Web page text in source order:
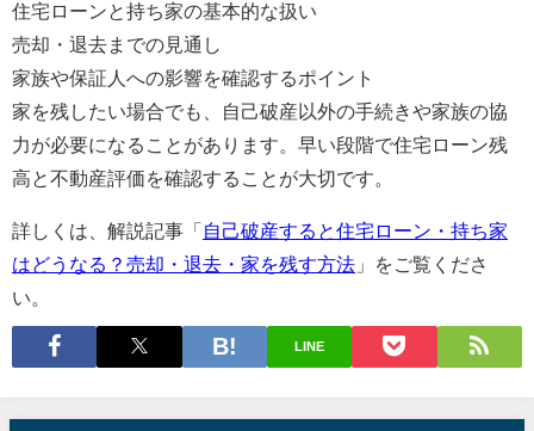
住宅ローンと持ち家の基本的な扱い
売却・退去までの見通し
家族や保証人への影響を確認するポイント
家を残したい場合でも、自己破産以外の手続きや家族の協
力が必要になることがあります。早い段階で住宅ローン残
高と不動産評価を確認することが大切です。
詳しくは、解説記事「 自己破産すると住宅ローン・持ち家
はどうなる？売却・退去・家を残す方法 」をご覧くださ
い。
LINE